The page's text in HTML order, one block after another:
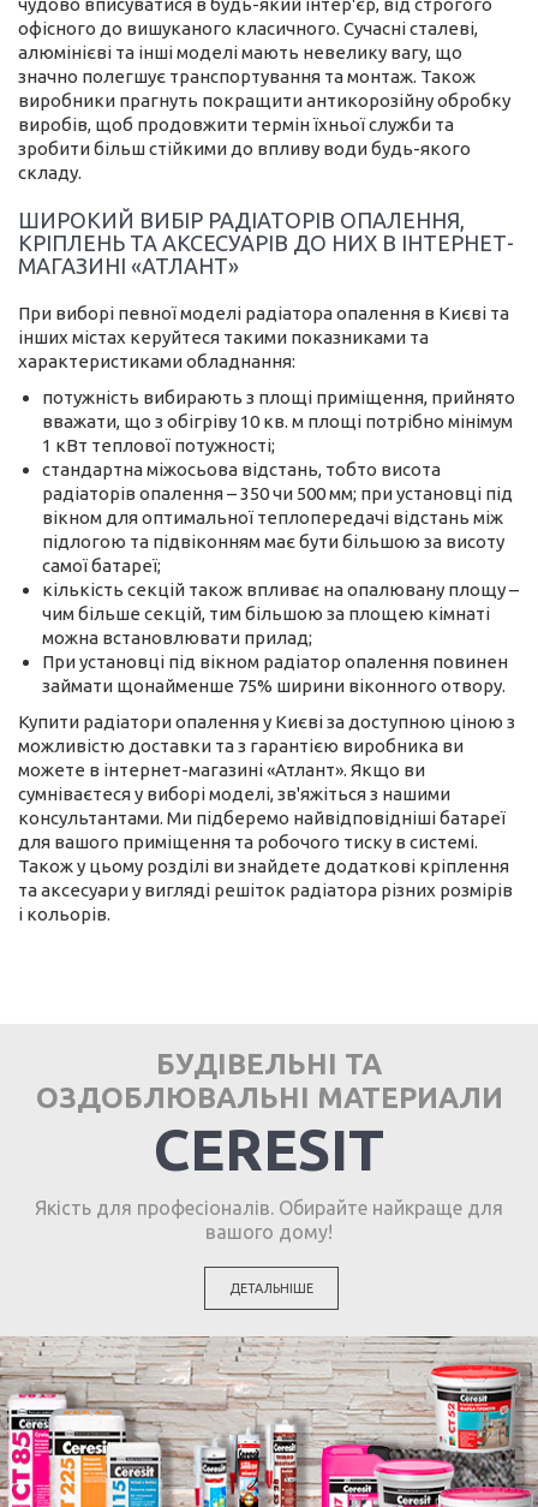
офісного до вишуканого класичного. Сучасні сталеві,
алюмінієві та інші моделі мають невелику вагу, що
значно полегшує транспортування та монтаж. Також
виробники прагнуть покращити антикорозійну обробку
виробів, щоб продовжити термін їхньої служби та
зробити більш стійкими до впливу води будь-якого
складу.
ШИРОКИЙ ВИБІР РАДІАТОРІВ ОПАЛЕННЯ,
КРІПЛЕНЬ ТА АКСЕСУАРІВ ДО НИХ В ІНТЕРНЕТ-
МАГАЗИНІ «АТЛАНТ»
При виборі певної моделі радіатора опалення в Києві та
інших містах керуйтеся такими показниками та
характеристиками обладнання:
потужність вибирають з площі приміщення, прийнято
вважати, що з обігріву 10 кв. м площі потрібно мінімум
1 кВт теплової потужності;
стандартна міжосьова відстань, тобто висота
радіаторів опалення – 350 чи 500 мм; при установці під
вікном для оптимальної теплопередачі відстань між
підлогою та підвіконням має бути більшою за висоту
самої батареї;
кількість секцій також впливає на опалювану площу –
чим більше секцій, тим більшою за площею кімнаті
можна встановлювати прилад;
При установці під вікном радіатор опалення повинен
займати щонайменше 75% ширини віконного отвору.
Купити радіатори опалення у Києві за доступною ціною з
можливістю доставки та з гарантією виробника ви
можете в інтернет-магазині «Атлант». Якщо ви
сумніваєтеся у виборі моделі, зв'яжіться з нашими
консультантами. Ми підберемо найвідповідніші батареї
для вашого приміщення та робочого тиску в системі.
Також у цьому розділі ви знайдете додаткові кріплення
та аксесуари у вигляді решіток радіатора різних розмірів
і кольорів.
БУДІВЕЛЬНІ ТА
ОЗДОБЛЮВАЛЬНІ МАТЕРИАЛИ
CERESIT
Якість для професіоналів. Обирайте найкраще для
вашого дому!
ДЕТАЛЬНІШЕ